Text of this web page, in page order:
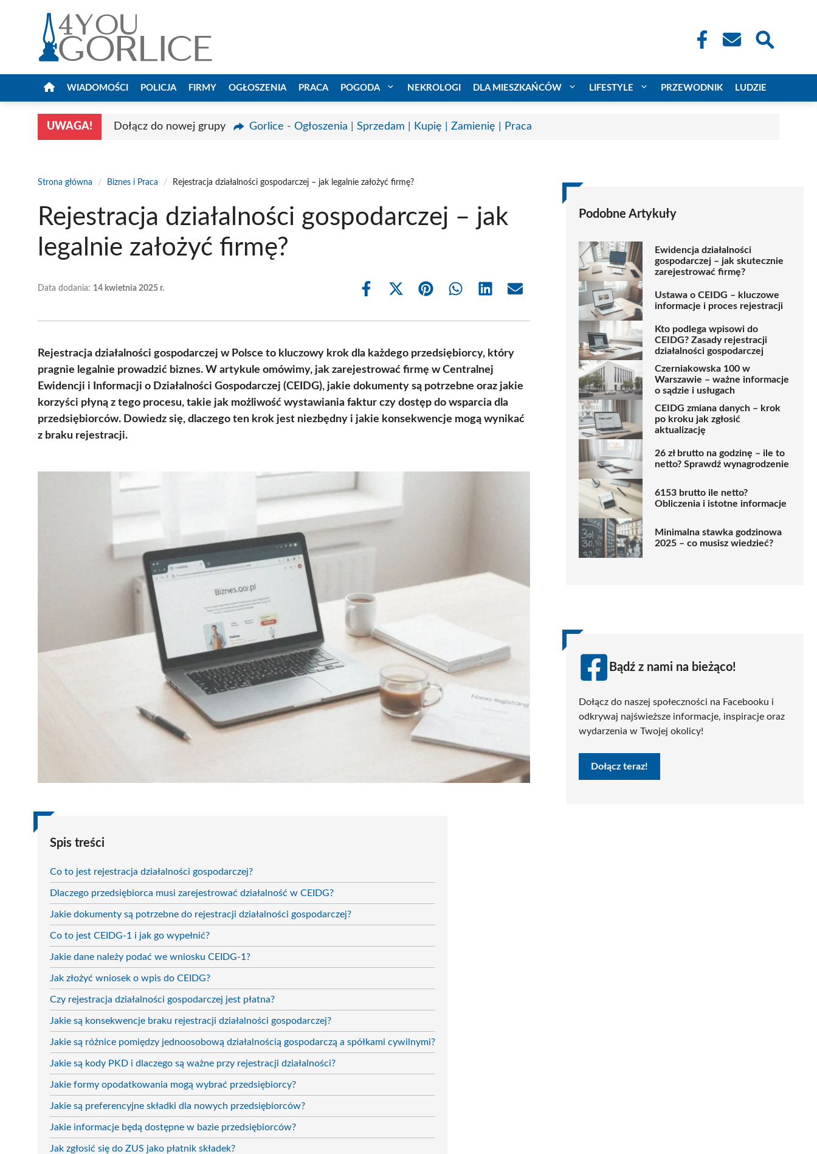
WIADOMOŚCI POLICJA FIRMY OGŁOSZENIA PRACA POGODA NEKROLOGI DLA MIESZKAŃCÓW LIFESTYLE PRZEWODNIK LUDZIE
UWAGA! Dołącz do nowej grupy Gorlice - Ogłoszenia | Sprzedam | Kupię | Zamienię | Praca
Strona główna / Biznes i Praca / Rejestracja działalności gospodarczej – jak legalnie założyć firmę?
Rejestracja działalności gospodarczej – jak
legalnie założyć firmę?
Data dodania: 14 kwietnia 2025 r.
Share
Share
(Twitter)
Share Share Share Share
Rejestracja działalności gospodarczej w Polsce to kluczowy krok dla każdego przedsiębiorcy, który
pragnie legalnie prowadzić biznes. W artykule omówimy, jak zarejestrować firmę w Centralnej
Ewidencji i Informacji o Działalności Gospodarczej (CEIDG), jakie dokumenty są potrzebne oraz jakie
korzyści płyną z tego procesu, takie jak możliwość wystawiania faktur czy dostęp do wsparcia dla
przedsiębiorców. Dowiedz się, dlaczego ten krok jest niezbędny i jakie konsekwencje mogą wynikać
z braku rejestracji.
Spis treści
Co to jest rejestracja działalności gospodarczej?
Dlaczego przedsiębiorca musi zarejestrować działalność w CEIDG?
Jakie dokumenty są potrzebne do rejestracji działalności gospodarczej?
Co to jest CEIDG-1 i jak go wypełnić?
Jakie dane należy podać we wniosku CEIDG-1?
Jak złożyć wniosek o wpis do CEIDG?
Czy rejestracja działalności gospodarczej jest płatna?
Jakie są konsekwencje braku rejestracji działalności gospodarczej?
Jakie są różnice pomiędzy jednoosobową działalnością gospodarczą a spółkami cywilnymi?
Jakie są kody PKD i dlaczego są ważne przy rejestracji działalności?
Jakie formy opodatkowania mogą wybrać przedsiębiorcy?
Jakie są preferencyjne składki dla nowych przedsiębiorców?
Jakie informacje będą dostępne w bazie przedsiębiorców?
Jak zgłosić się do ZUS jako płatnik składek?
Podobne Artykuły
Ewidencja działalności
gospodarczej – jak skutecznie
zarejestrować firmę?
Ustawa o CEIDG – kluczowe
informacje i proces rejestracji
Kto podlega wpisowi do
CEIDG? Zasady rejestracji
działalności gospodarczej
Czerniakowska 100 w
Warszawie – ważne informacje
o sądzie i usługach
CEIDG zmiana danych – krok
po kroku jak zgłosić
aktualizację
26 zł brutto na godzinę – ile to
netto? Sprawdź wynagrodzenie
6153 brutto ile netto?
Obliczenia i istotne informacje
Minimalna stawka godzinowa
2025 – co musisz wiedzieć?
Bądź z nami na bieżąco!
Dołącz do naszej społeczności na Facebooku i
odkrywaj najświeższe informacje, inspiracje oraz
wydarzenia w Twojej okolicy!
Dołącz teraz!